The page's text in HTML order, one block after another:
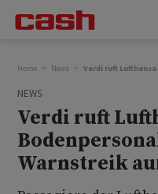
Home News Verdi ruft
NEWS
Verdi ruft
Warnstreik